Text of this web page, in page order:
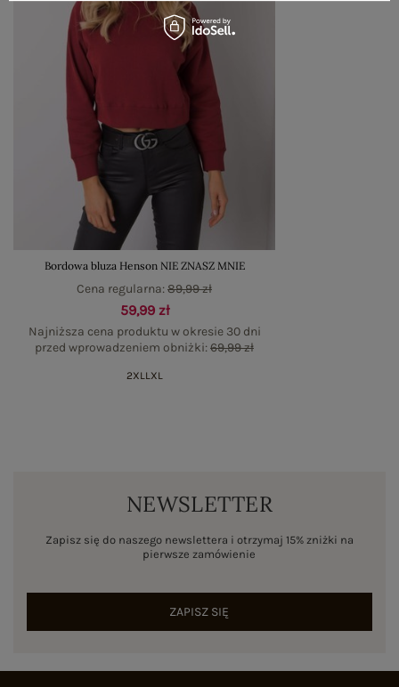
Bordowa bluza Henson NIE ZNASZ MNIE
59,99 zł
Najniższa cena produktu w okresie 30 dni
przed wprowadzeniem obniżki:69,99 zł
Cena regularna:89,99 zł
2XL L XL
NEWSLETTER
Zapisz się do naszego newslettera i otrzymaj 15% zniżki na
pierwsze zamówienie
ZAPISZ SIĘ